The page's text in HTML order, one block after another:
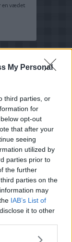
My Personal
third parties, or
for
opt-out
that after your
seeing
utilized by
parties prior to
the further
parties on the
may
IAB’s List of
it to other
en vædet